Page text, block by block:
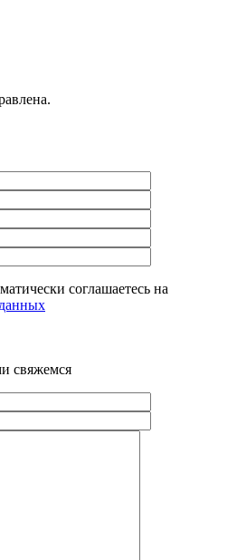
соглашаетесь на
свяжемся